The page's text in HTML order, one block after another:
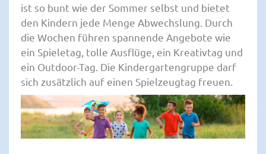
ist so bunt wie der Sommer selbst und bietet
den Kindern jede Menge Abwechslung. Durch
die Wochen führen spannende Angebote wie
ein Spieletag, tolle Ausflüge, ein Kreativtag und
ein Outdoor-Tag. Die Kindergartengruppe darf
sich zusätzlich auf einen Spielzeugtag freuen.